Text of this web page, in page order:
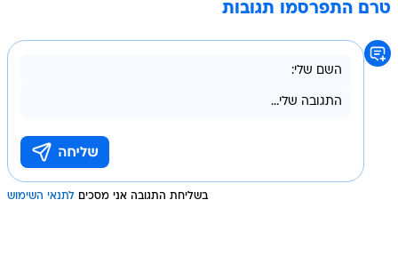
טרם התפרסמו תגובות
בשליחת התגובה אני מסכים לתנאי השימוש